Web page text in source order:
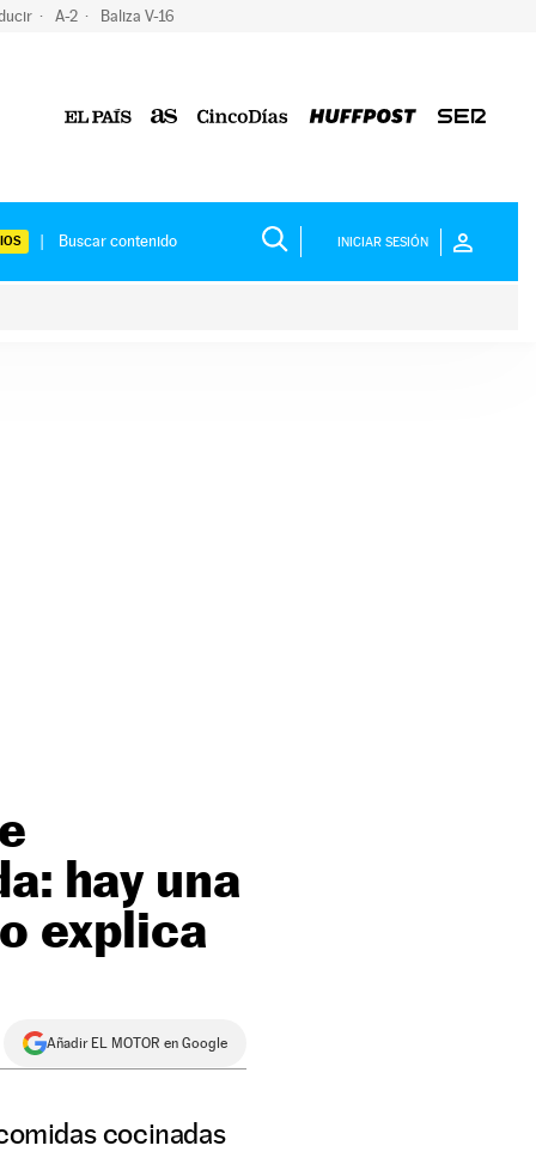
A-2 Baliza V-16
INICIAR SESIÓN
hay una
explica
Añadir EL MOTOR en Google
cocinadas